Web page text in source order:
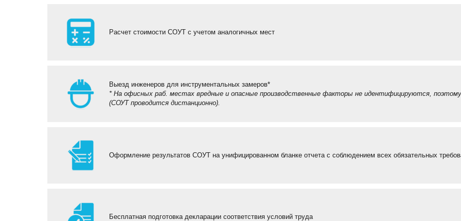
Расчет стоимости СОУТ с учетом аналогичных мест
Выезд инженеров для инструментальных замеров*
* На офисных раб. местах вредные и опасные производственные факторы не идентифицируются,
(СОУТ проводится дистанционно).
Оформление результатов СОУТ на унифицированном бланке отчета с соблюдением всех обязательных
Бесплатная подготовка декларации соответствия условий труда